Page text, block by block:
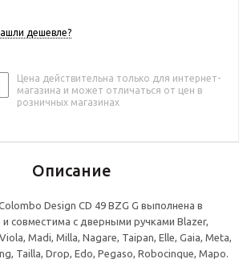
дешевле?
Цена действительна только для интернет-
магазина и может отличаться от цен в
розничных магазинах
Описание
Design CD 49 BZG G выполнена в
совместима с дверными ручками Blazer,
Madi, Milla, Nagare, Taipan, Elle, Gaia, Meta,
Tailla, Drop, Edo, Pegaso, Robocinque, Mapo.